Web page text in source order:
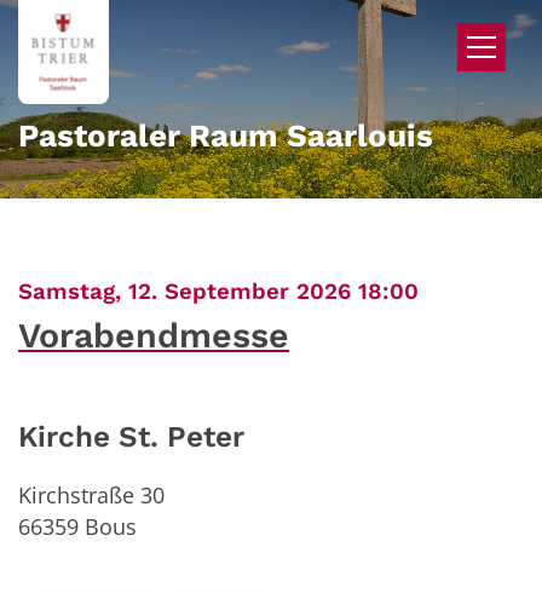
Zum Inhalt springen
Pastoraler Raum Saarlouis
Samstag, 12. September 2026 18:00
Vorabendmesse
Kirche St. Peter
Kirchstraße 30
66359 Bous